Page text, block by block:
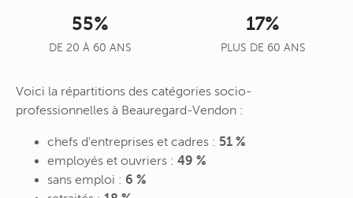
55%
DE 20 À 60 ANS
17%
PLUS DE 60 ANS
Voici la répartitions des catégories socio-
professionnelles à Beauregard-Vendon :
chefs d'entreprises et cadres : 51 %
employés et ouvriers : 49 %
sans emploi : 6 %